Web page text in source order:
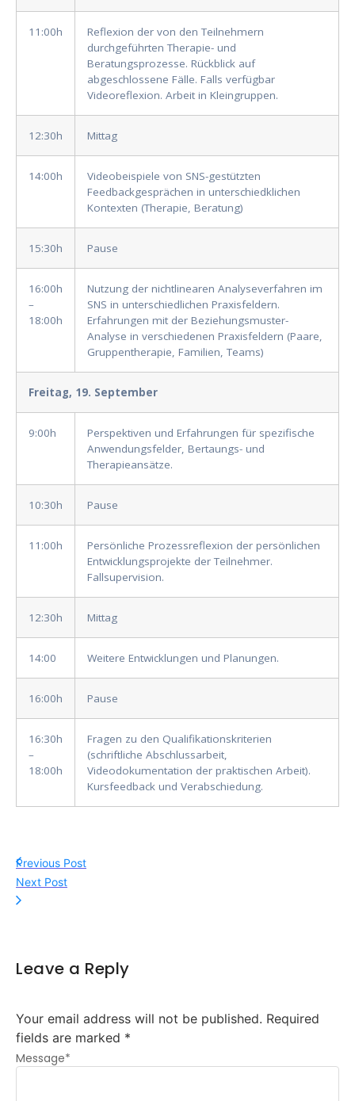
11:00h
Reflexion der von den Teilnehmern
durchgeführten Therapie- und
Beratungsprozesse. Rückblick auf
abgeschlossene Fälle. Falls verfügbar
Videoreflexion. Arbeit in Kleingruppen.
12:30h Mittag
14:00h
Videobeispiele von SNS-gestützten
Feedbackgesprächen in unterschiedklichen
Kontexten (Therapie, Beratung)
15:30h Pause
16:00h
–
18:00h
Nutzung der nichtlinearen Analyseverfahren im
SNS in unterschiedlichen Praxisfeldern.
Erfahrungen mit der Beziehungsmuster-
Analyse in verschiedenen Praxisfeldern (Paare,
Gruppentherapie, Familien, Teams)
Freitag, 19. September
9:00h
Perspektiven und Erfahrungen für spezifische
Anwendungsfelder, Bertaungs- und
Therapieansätze.
10:30h Pause
11:00h
Persönliche Prozessreflexion der persönlichen
Entwicklungsprojekte der Teilnehmer.
Fallsupervision.
12:30h Mittag
14:00 Weitere Entwicklungen und Planungen.
16:00h Pause
16:30h
–
18:00h
Fragen zu den Qualifikationskriterien
(schriftliche Abschlussarbeit,
Videodokumentation der praktischen Arbeit).
Kursfeedback und Verabschiedung.
Previous Post
Next Post
Leave a Reply
Your email address will not be published. Required
fields are marked *
Message*